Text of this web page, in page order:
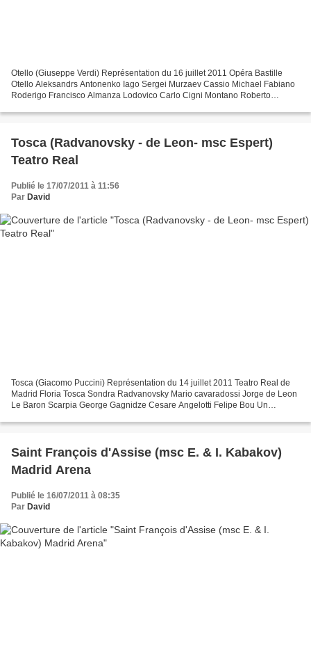
Otello (Giuseppe Verdi) Représentation du 16 juillet 2011 Opéra Bastille
Otello Aleksandrs Antonenko Iago Sergei Murzaev Cassio Michael Fabiano
Roderigo Francisco Almanza Lodovico Carlo Cigni Montano Roberto
Tosca (Radvanovsky - de Leon- msc Espert)
Teatro Real
Publié le 17/07/2011 à 11:56
Par David
Tosca (Giacomo Puccini) Représentation du 14 juillet 2011 Teatro Real de
Madrid Floria Tosca Sondra Radvanovsky Mario cavaradossi Jorge de Leon
Le Baron Scarpia George Gagnidze Cesare Angelotti Felipe Bou Un
Saint François d'Assise (msc E. & I. Kabakov)
Madrid Arena
Publié le 16/07/2011 à 08:35
Par David